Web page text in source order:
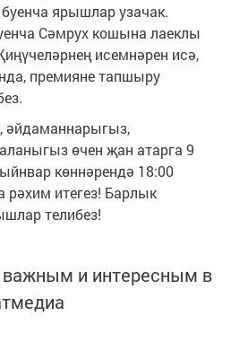
ярышлар узачак.
Сәмрух кошына лаеклы
исемнәрен исә,
премияне тапшыру
әйдаманнарыгыз,
өчен җан атарга 9
көннәрендә 18:00
рәхим итегез! Барлык
телибез!
и интересным в